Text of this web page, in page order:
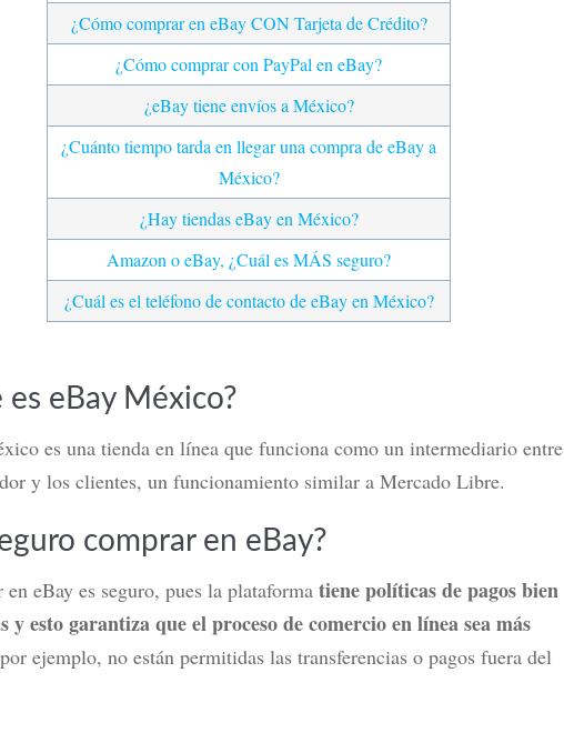
¿Cómo comprar en eBay CON Tarjeta de Crédito?
¿Cómo comprar con PayPal en eBay?
¿eBay tiene envíos a México?
¿Cuánto tiempo tarda en llegar una compra de eBay a
México?
¿Hay tiendas eBay en México?
Amazon o eBay, ¿Cuál es MÁS seguro?
¿Cuál es el teléfono de contacto de eBay en México?
es eBay México?
es una tienda en línea que funciona como un intermediario entre
y los clientes, un funcionamiento similar a Mercado Libre.
comprar en eBay?
en eBay es seguro, pues la plataforma tiene políticas de pagos bien
y esto garantiza que el proceso de comercio en línea sea más
ejemplo, no están permitidas las transferencias o pagos fuera del
cómo funciona y beneficios
viajar? Costos y beneficios
Leer más